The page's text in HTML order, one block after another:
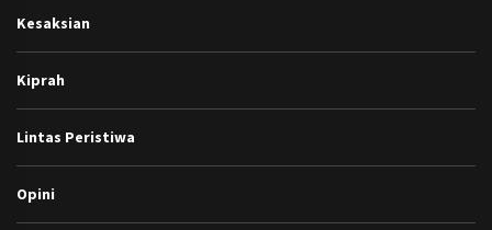
Kesaksian
Kiprah
Lintas Peristiwa
Opini